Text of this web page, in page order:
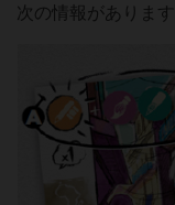
次の情報があります